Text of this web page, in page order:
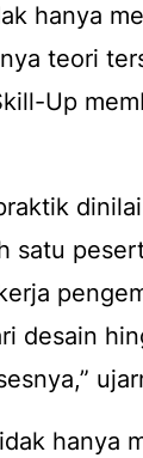
hanya
teori
Up
satu
desain
hanya